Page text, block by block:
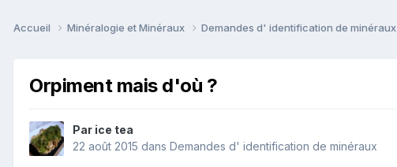
Accueil Minéralogie et Minéraux Demandes d' identification de minéraux
Orpiment mais d'où ?
Par ice tea
22 août 2015 dans Demandes d' identification de minéraux